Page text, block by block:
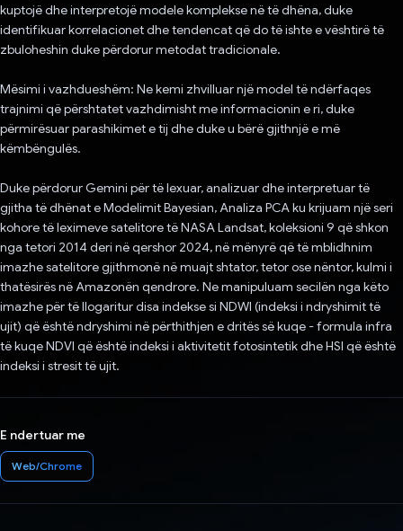
kuptojë dhe interpretojë modele komplekse në të dhëna, duke
identifikuar korrelacionet dhe tendencat që do të ishte e vështirë të
zbuloheshin duke përdorur metodat tradicionale.
Mësimi i vazhdueshëm: Ne kemi zhvilluar një model të ndërfaqes
trajnimi që përshtatet vazhdimisht me informacionin e ri, duke
përmirësuar parashikimet e tij dhe duke u bërë gjithnjë e më
këmbëngulës.
Duke përdorur Gemini për të lexuar, analizuar dhe interpretuar të
gjitha të dhënat e Modelimit Bayesian, Analiza PCA ku krijuam një seri
kohore të leximeve satelitore të NASA Landsat, koleksioni 9 që shkon
nga tetori 2014 deri në qershor 2024, në mënyrë që të mblidhnim
imazhe satelitore gjithmonë në muajt shtator, tetor ose nëntor, kulmi i
thatësirës në Amazonën qendrore. Ne manipuluam secilën nga këto
imazhe për të llogaritur disa indekse si NDWI (indeksi i ndryshimit të
ujit) që është ndryshimi në përthithjen e dritës së kuqe - formula infra
të kuqe NDVI që është indeksi i aktivitetit fotosintetik dhe HSI që është
indeksi i stresit të ujit.
E ndertuar me
Web/Chrome